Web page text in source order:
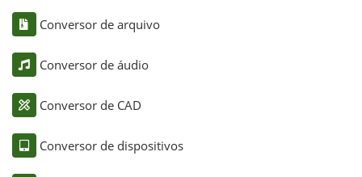
Conversor de arquivo
Conversor de áudio
Conversor de CAD
Conversor de dispositivos